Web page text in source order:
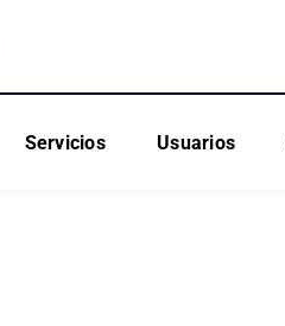
Servicios Usuarios